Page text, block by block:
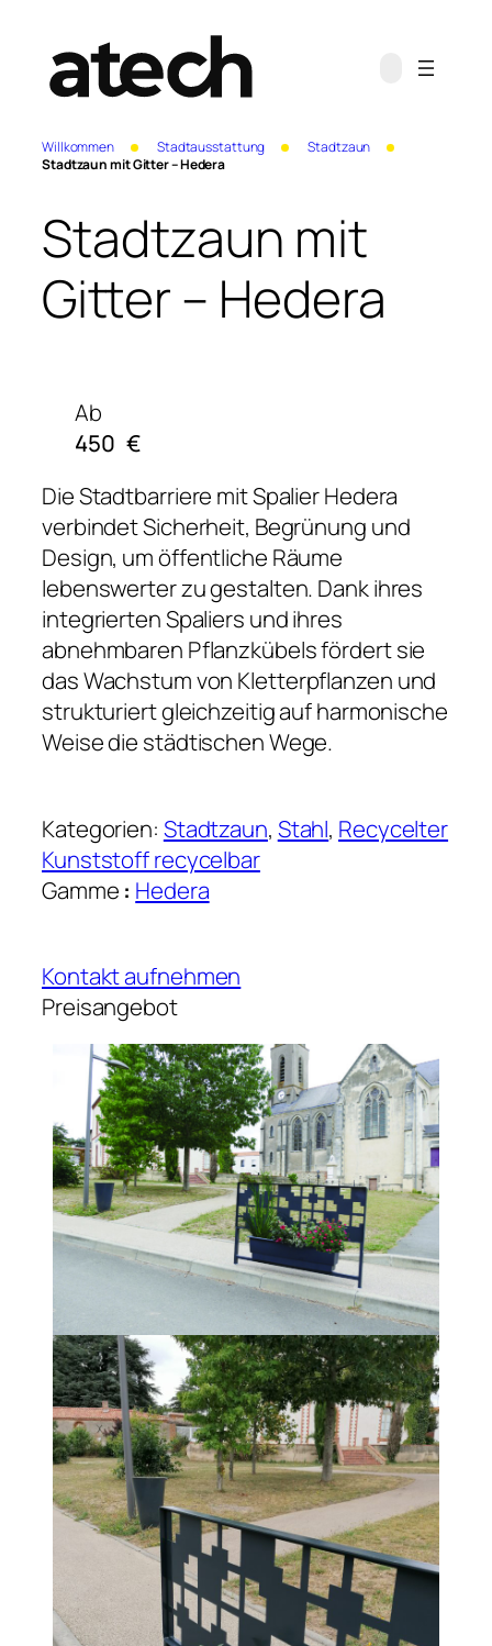
Willkommen Stadtausstattung
Stadtzaun
Stadtzaun mit Gitter – Hedera
Stadtzaun mit
Gitter – Hedera
Ab
450 €
Die Stadtbarriere mit Spalier Hedera
verbindet Sicherheit, Begrünung und
Design, um öffentliche Räume
lebenswerter zu gestalten. Dank ihres
integrierten Spaliers und ihres
abnehmbaren Pflanzkübels fördert sie
das Wachstum von Kletterpflanzen und
strukturiert gleichzeitig auf harmonische
Weise die städtischen Wege.
Kategorien: Stadtzaun, Stahl, Recycelter
Kunststoff recycelbar
Gamme : Hedera
Kontakt aufnehmen
Preisangebot